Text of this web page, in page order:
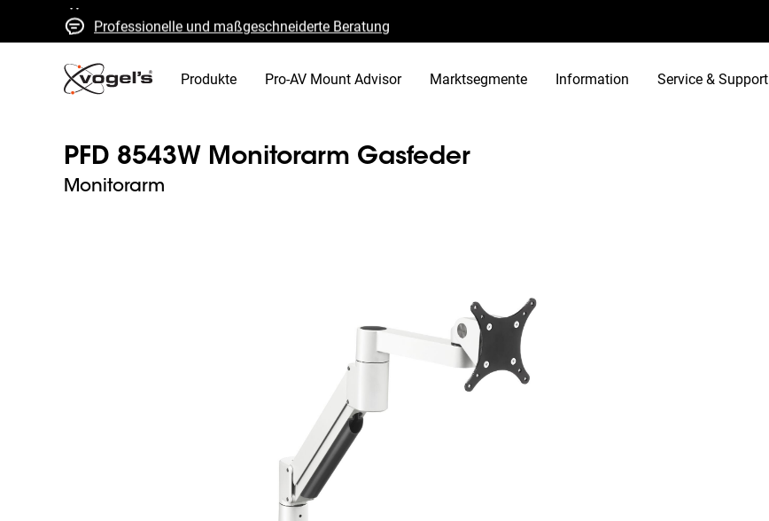
Professionelle und maßgeschneiderte Beratung
Schnelle Kostenvoranschläge und Lieferung
Hohe Qualität garantiert
Produkte Pro-AV Mount Advisor Marktsegmente Information Service & Support
PFD 8543W Monitorarm Gasfeder
Monitorarm